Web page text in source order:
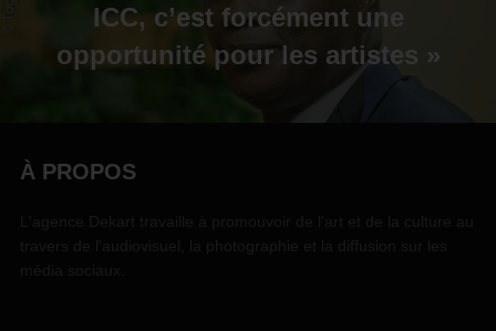
ICC, c’est forcément une
opportunité pour les artistes »
À PROPOS